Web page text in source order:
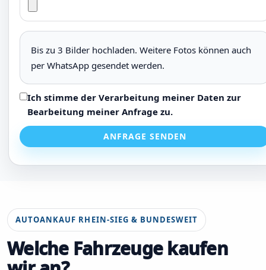
Bis zu 3 Bilder hochladen. Weitere Fotos können auch
per WhatsApp gesendet werden.
Ich stimme der Verarbeitung meiner Daten zur
Bearbeitung meiner Anfrage zu.
ANFRAGE SENDEN
AUTOANKAUF RHEIN-SIEG & BUNDESWEIT
Welche Fahrzeuge kaufen